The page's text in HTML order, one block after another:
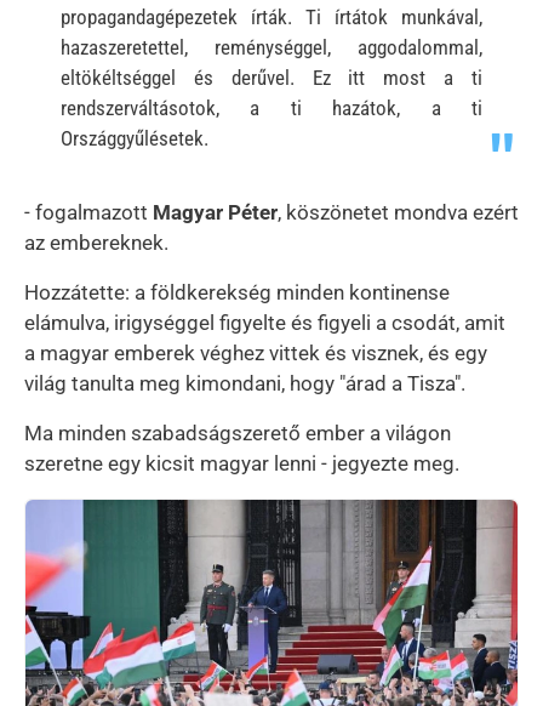
propagandagépezetek írták. Ti írtátok munkával,
hazaszeretettel, reménységgel, aggodalommal,
eltökéltséggel és derűvel. Ez itt most a ti
rendszerváltásotok, a ti hazátok, a ti
Országgyűlésetek.
- fogalmazott Magyar Péter, köszönetet mondva ezért
az embereknek.
Hozzátette: a földkerekség minden kontinense
elámulva, irigységgel figyelte és figyeli a csodát, amit
a magyar emberek véghez vittek és visznek, és egy
világ tanulta meg kimondani, hogy "árad a Tisza".
Ma minden szabadságszerető ember a világon
szeretne egy kicsit magyar lenni - jegyezte meg.
Kép